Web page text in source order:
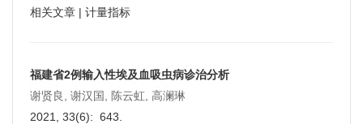
相关文章 | 计量指标
福建省2例输入性埃及血吸虫病诊治分析
谢贤良, 谢汉国, 陈云虹, 高澜琳
2021, 33(6): 643.